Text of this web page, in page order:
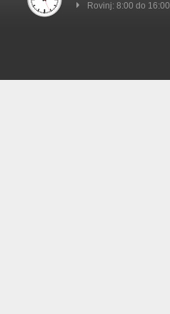
Rovinj: 8:00 do 16:00